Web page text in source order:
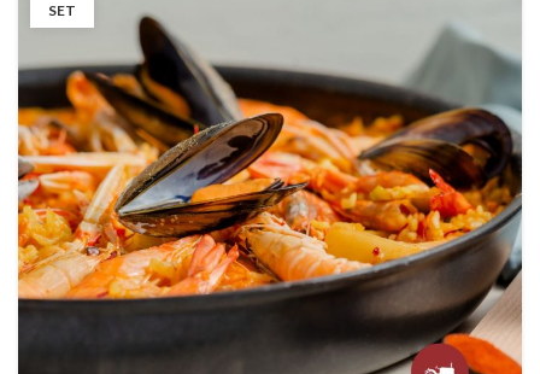
SET